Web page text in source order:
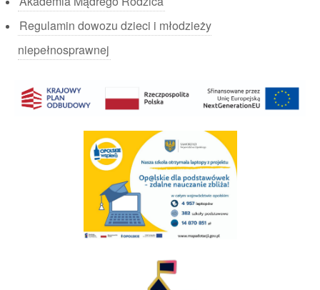
Regulamin dowozu dzieci i młodzieży
niepełnosprawnej